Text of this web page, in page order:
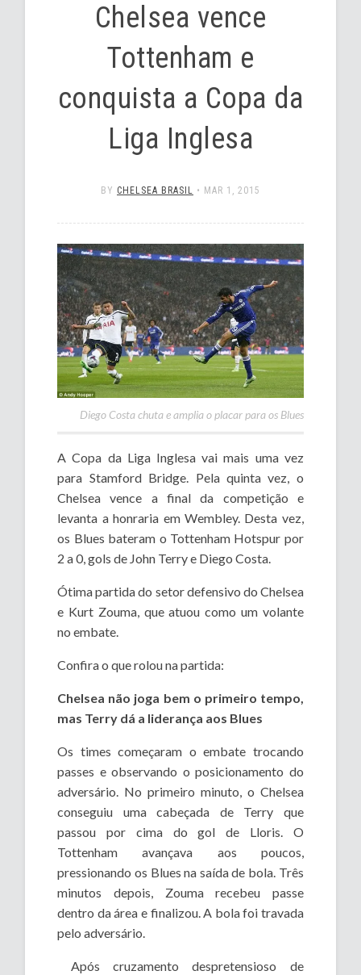
Chelsea vence
Tottenham e
conquista a Copa da
Liga Inglesa
BY CHELSEA BRASIL • MAR 1, 2015
Diego Costa chuta e amplia o placar para os Blues
A Copa da Liga Inglesa vai mais uma vez
para Stamford Bridge. Pela quinta vez, o
Chelsea vence a final da competição e
levanta a honraria em Wembley. Desta vez,
os Blues bateram o Tottenham Hotspur por
2 a 0, gols de John Terry e Diego Costa.
Ótima partida do setor defensivo do Chelsea
e Kurt Zouma, que atuou como um volante
no embate.
Confira o que rolou na partida:
Chelsea não joga bem o primeiro tempo,
mas Terry dá a liderança aos Blues
Os times começaram o embate trocando
passes e observando o posicionamento do
adversário. No primeiro minuto, o Chelsea
conseguiu uma cabeçada de Terry que
passou por cima do gol de Lloris. O
Tottenham avançava aos poucos,
pressionando os Blues na saída de bola. Três
minutos depois, Zouma recebeu passe
dentro da área e finalizou. A bola foi travada
pelo adversário.
Após cruzamento despretensioso de